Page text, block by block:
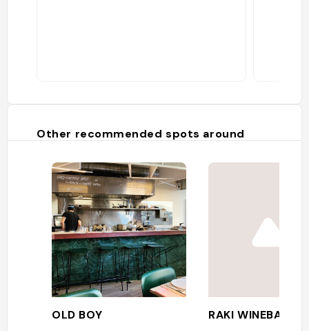
Other recommended spots around
OLD BOY RAKI WINEBAR